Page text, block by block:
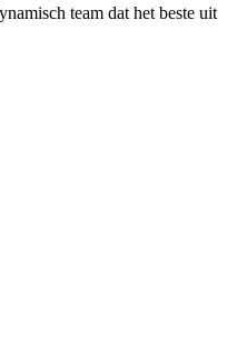
team dat het beste uit